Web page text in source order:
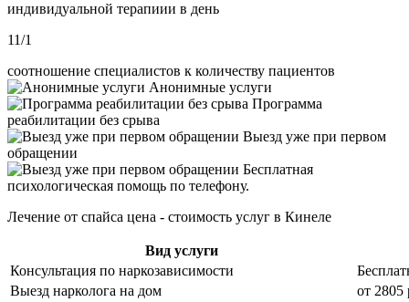
индивидуальной терапиии в день
11/1
соотношение специалистов к количеству пациентов
Анонимные услуги
Программа
реабилитации без срыва
Выезд уже при первом
обращении
Бесплатная
психологическая помощь по телефону.
Лечение от спайса цена - стоимость услуг в Кинеле
Вид услуги
Консультация по наркозависимости
Выезд нарколога на дом
от 2805